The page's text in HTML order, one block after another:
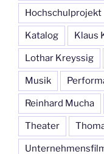
Hochschulprojekt
Katalog Klaus
Lothar Kreyssig
Musik
Reinhard Mucha
Theater